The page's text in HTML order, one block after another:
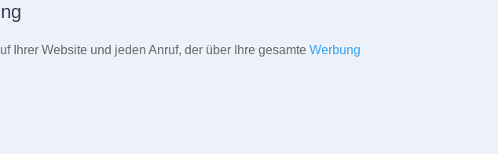
Ihrer Website und jeden Anruf, der über Ihre gesamteWerbung